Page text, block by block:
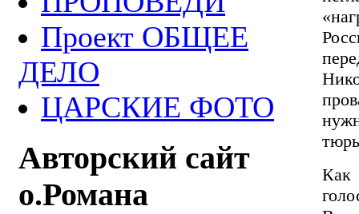
Проект ОБЩЕЕ
ДЕЛО
ЦАРСКИЕ ФОТО
Авторский сайт
о.Романа